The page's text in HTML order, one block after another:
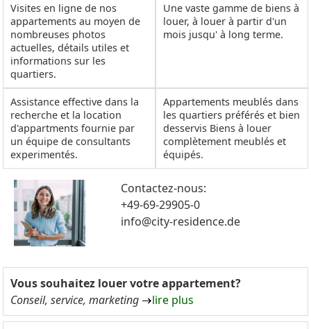
Visites en ligne de nos
appartements au moyen de
nombreuses photos
actuelles, détails utiles et
informations sur les
quartiers.
Une vaste gamme de biens à
louer, à louer à partir d'un
mois jusqu' à long terme.
Assistance effective dans la
recherche et la location
d'appartments fournie par
un équipe de consultants
experimentés.
Appartements meublés dans
les quartiers préférés et bien
desservis Biens à louer
complètement meublés et
équipés.
Contactez-nous:
+49-69-29905-0
info@city-residence.de
Vous souhaitez louer votre appartement?
Conseil, service, marketing
lire plus